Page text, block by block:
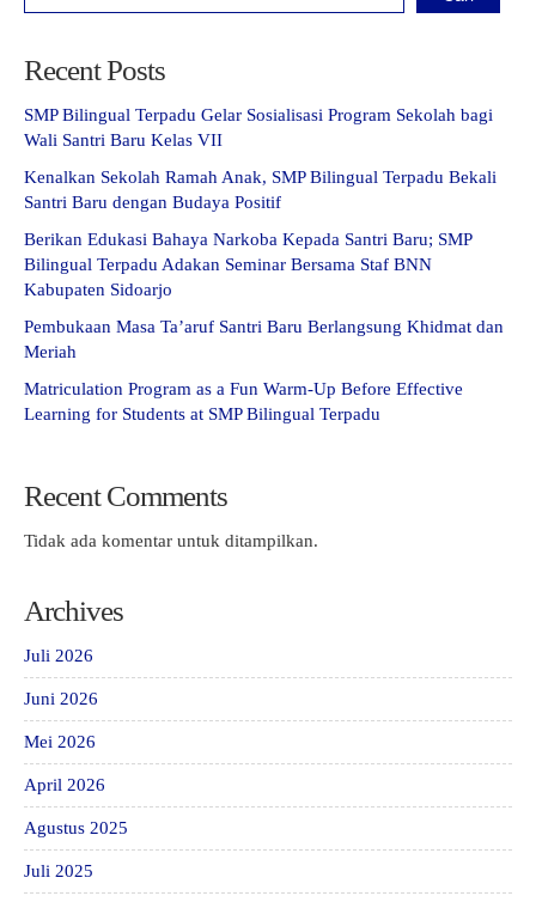
Recent Posts
SMP Bilingual Terpadu Gelar Sosialisasi Program Sekolah bagi
Wali Santri Baru Kelas VII
Kenalkan Sekolah Ramah Anak, SMP Bilingual Terpadu Bekali
Santri Baru dengan Budaya Positif
Berikan Edukasi Bahaya Narkoba Kepada Santri Baru; SMP
Bilingual Terpadu Adakan Seminar Bersama Staf BNN
Kabupaten Sidoarjo
Pembukaan Masa Ta’aruf Santri Baru Berlangsung Khidmat dan
Meriah
Matriculation Program as a Fun Warm-Up Before Effective
Learning for Students at SMP Bilingual Terpadu
Recent Comments
Tidak ada komentar untuk ditampilkan.
Archives
Juli 2026
Juni 2026
Mei 2026
April 2026
Agustus 2025
Juli 2025